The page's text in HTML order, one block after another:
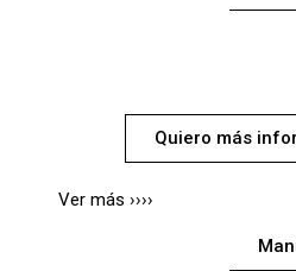
Quiero más
Ver más ››››